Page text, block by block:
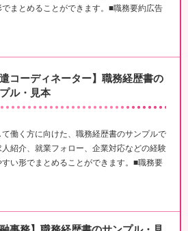
まとめることができます。■職務要約広告
遣コーディネーター】職務経歴書の
ル・見本
働く方に向けた、職務経歴書のサンプルで
紹介、就業フォロー、企業対応などの経験
い形でまとめることができます。■職務要